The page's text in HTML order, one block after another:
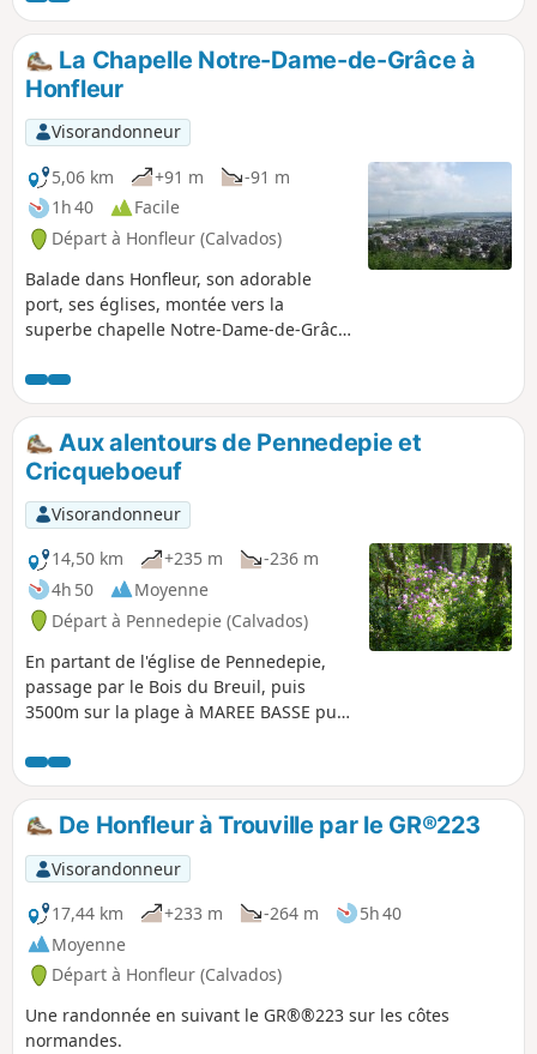
La Chapelle Notre-Dame-de-Grâce à
Honfleur
Visorandonneur
5,06 km
+91 m
-91 m
1h 40
Facile
Départ à Honfleur (Calvados)
Balade dans Honfleur, son adorable
port, ses églises, montée vers la
superbe chapelle Notre-Dame-de-Grâce,
Havre, l'embouchure de la Seine et le
Pont de Normandie.
Aux alentours de Pennedepie et
Cricqueboeuf
Visorandonneur
14,50 km
+235 m
-236 m
4h 50
Moyenne
Départ à Pennedepie (Calvados)
En partant de l'église de Pennedepie,
passage par le Bois du Breuil, puis
3500m sur la plage à MAREE BASSE puis
De Honfleur à Trouville par le GR®223
Visorandonneur
17,44 km
+233 m -264 m
5h 40
Moyenne
Départ à Honfleur (Calvados)
Une randonnée en suivant le GR®®223 sur les côtes
normandes.